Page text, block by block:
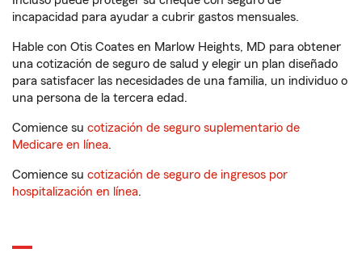
incapacidad para ayudar a cubrir gastos mensuales.
Hable con Otis Coates en Marlow Heights, MD para obtener
una cotización de seguro de salud y elegir un plan diseñado
para satisfacer las necesidades de una familia, un individuo o
una persona de la tercera edad.
Comience su cotización de seguro suplementario de
Medicare en línea.
Comience su cotización de seguro de ingresos por
hospitalización en línea.